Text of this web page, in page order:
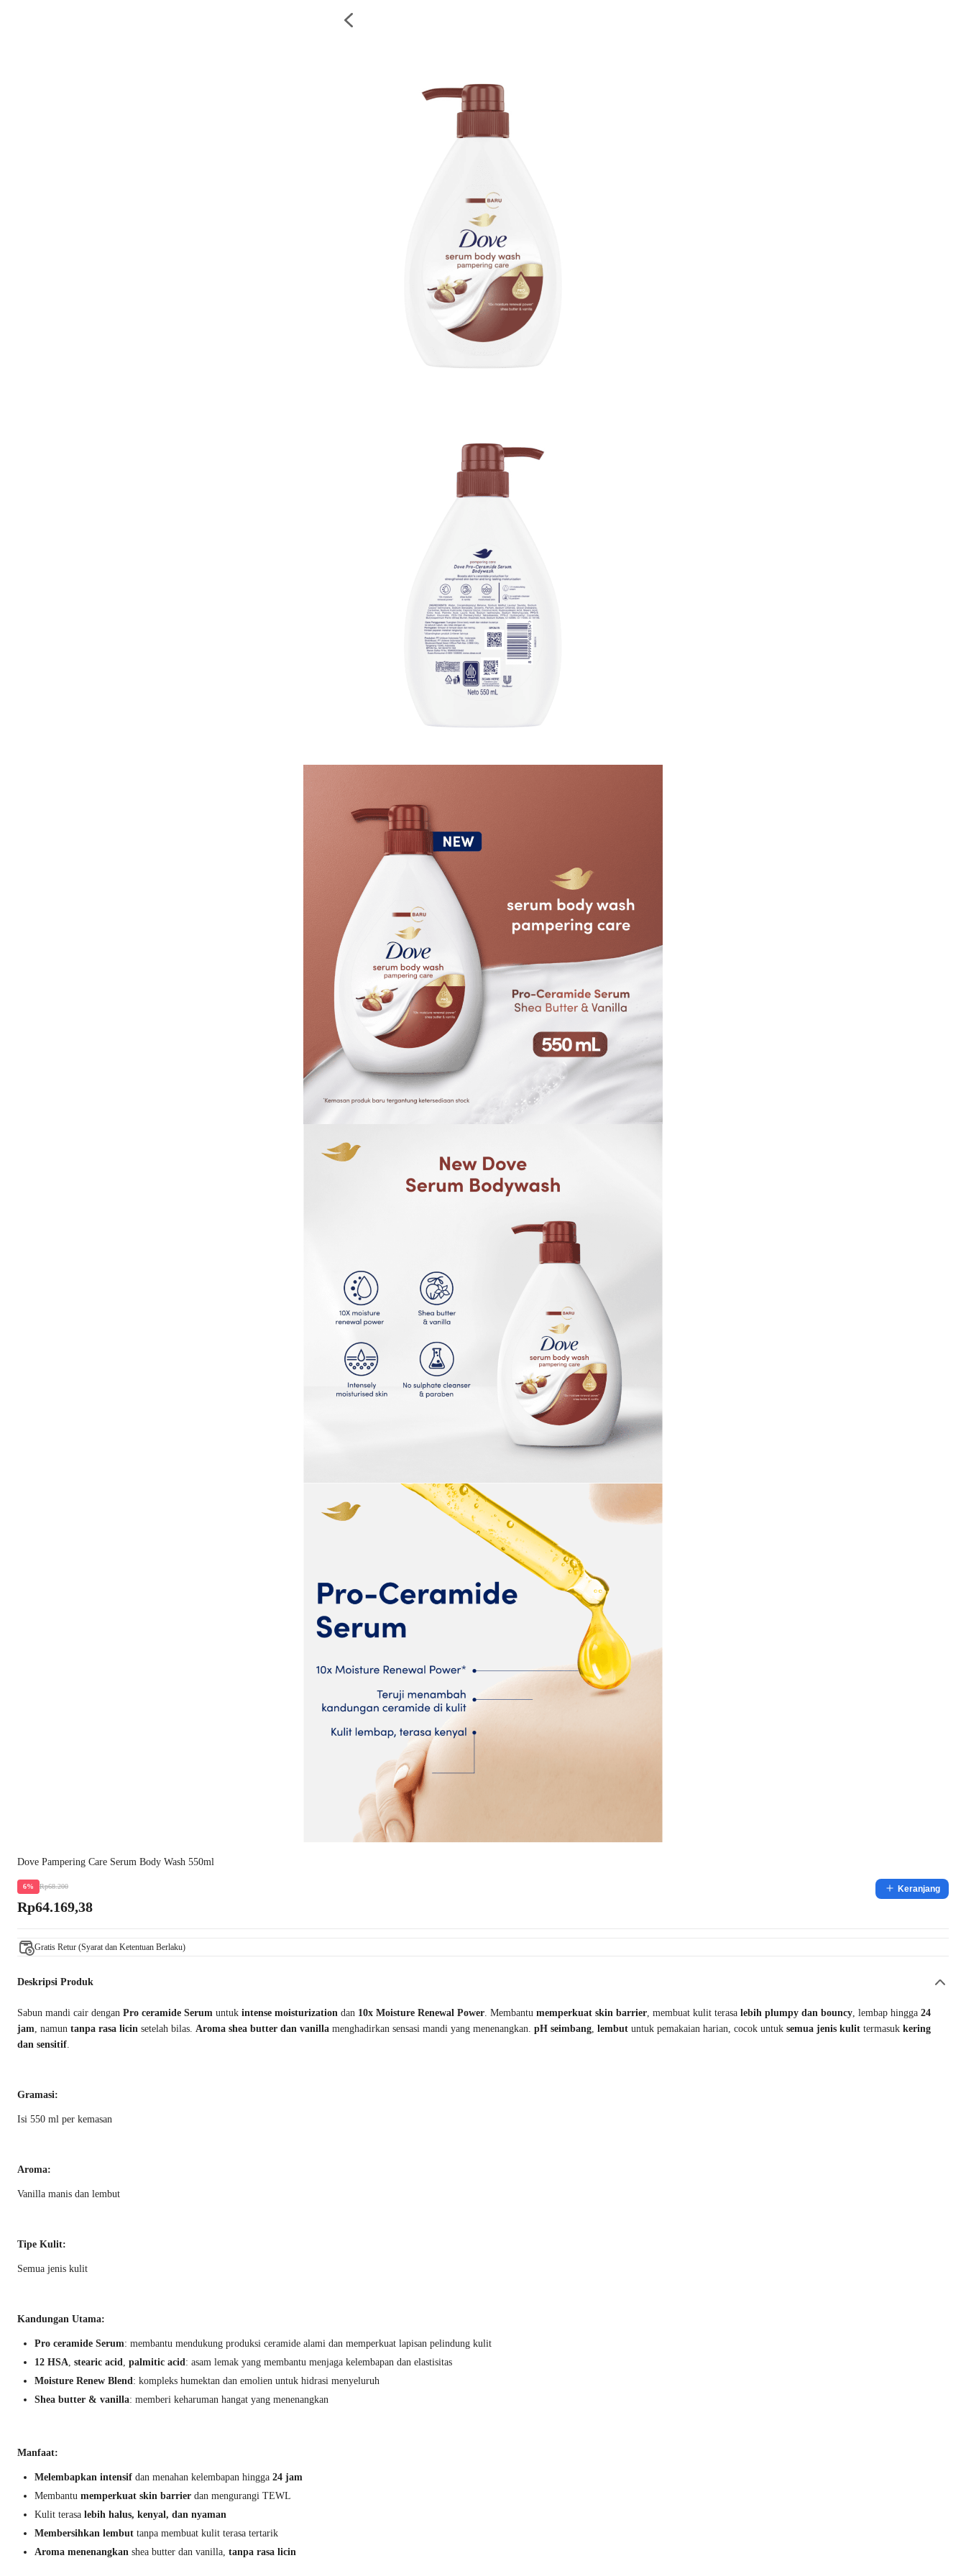
Dove Pampering Care Serum Body Wash 550ml
6% Rp68.200
Rp64.169,38
Keranjang
Gratis Retur (Syarat dan Ketentuan Berlaku)
Deskripsi Produk
Sabun mandi cair dengan Pro ceramide Serum untuk intense moisturization dan 10x Moisture Renewal Power. Membantu memperkuat skin barrier, membuat kulit terasa lebih plumpy dan bouncy, lembap hingga 24
jam, namun tanpa rasa licin setelah bilas. Aroma shea butter dan vanilla menghadirkan sensasi mandi yang menenangkan. pH seimbang, lembut untuk pemakaian harian, cocok untuk semua jenis kulit termasuk kering
dan sensitif.
Gramasi:
Isi 550 ml per kemasan
Aroma:
Vanilla manis dan lembut
Tipe Kulit:
Semua jenis kulit
Kandungan Utama:
Pro ceramide Serum: membantu mendukung produksi ceramide alami dan memperkuat lapisan pelindung kulit
12 HSA, stearic acid, palmitic acid: asam lemak yang membantu menjaga kelembapan dan elastisitas
Moisture Renew Blend: kompleks humektan dan emolien untuk hidrasi menyeluruh
Shea butter & vanilla: memberi keharuman hangat yang menenangkan
Manfaat:
Melembapkan intensif dan menahan kelembapan hingga 24 jam
Membantu memperkuat skin barrier dan mengurangi TEWL
Kulit terasa lebih halus, kenyal, dan nyaman
Membersihkan lembut tanpa membuat kulit terasa tertarik
Aroma menenangkan shea butter dan vanilla, tanpa rasa licin